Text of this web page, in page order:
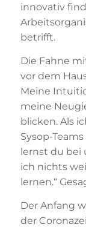
innovativ
betrifft.
Die Fahne
vor dem
Meine
meine
blicken. Als
Sysop-
lernst du bei
ich nichts
lernen.“
Der Anfang
der